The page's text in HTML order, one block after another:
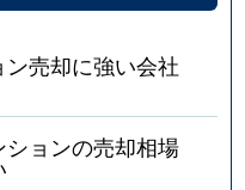
売却に強い会社
ョンの売却相場